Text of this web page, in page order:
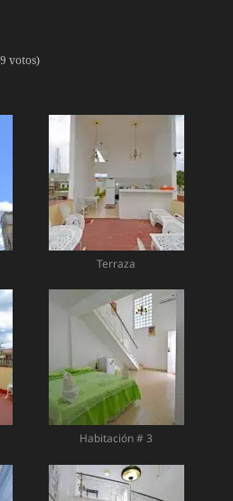
votos)
Terraza
Habitación # 3